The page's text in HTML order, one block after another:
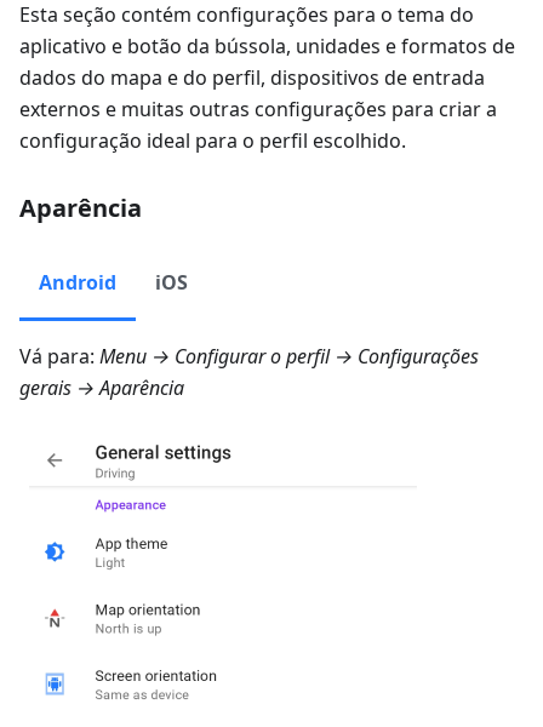
Esta seção contém configurações para o tema do
aplicativo e botão da bússola, unidades e formatos de
dados do mapa e do perfil, dispositivos de entrada
externos e muitas outras configurações para criar a
configuração ideal para o perfil escolhido.
Aparência
Android iOS
Vá para: Menu → Configurar o perfil → Configurações
gerais → Aparência